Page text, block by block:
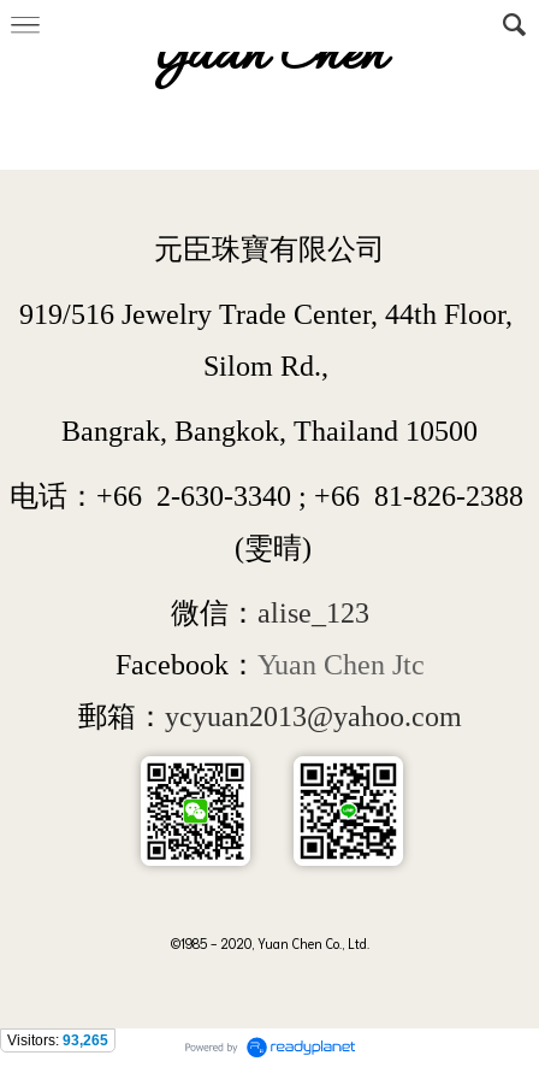
Yuan Chen
元臣珠寶有限公司
919/516 Jewelry Trade Center, 44th Floor,
Silom Rd.,
Bangrak, Bangkok, Thailand 10500
电话：+66 2-630-3340 ; +66 81-826-2388
(雯晴)
微信： alise_123
Facebook： Yuan Chen Jtc
郵箱： ycyuan2013@yahoo.com
©1985 - 2020, Yuan Chen Co., Ltd.
Visitors: 93,265